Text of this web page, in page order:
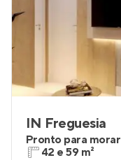
IN Freguesia
Pronto para morar
42 e 59 m²